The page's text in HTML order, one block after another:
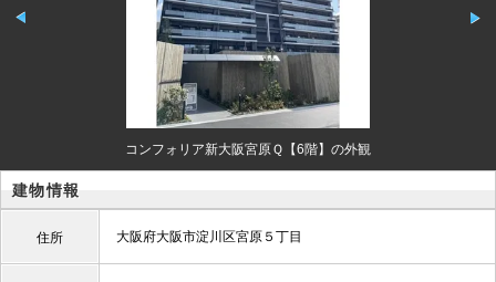
コンフォリア新大阪宮原Ｑ【6階】の外観
建物情報
住所 大阪府大阪市淀川区宮原５丁目